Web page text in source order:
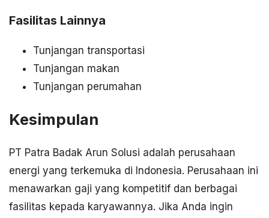
Fasilitas Lainnya
Tunjangan transportasi
Tunjangan makan
Tunjangan perumahan
Kesimpulan
PT Patra Badak Arun Solusi adalah perusahaan
energi yang terkemuka di Indonesia. Perusahaan ini
menawarkan gaji yang kompetitif dan berbagai
fasilitas kepada karyawannya. Jika Anda ingin